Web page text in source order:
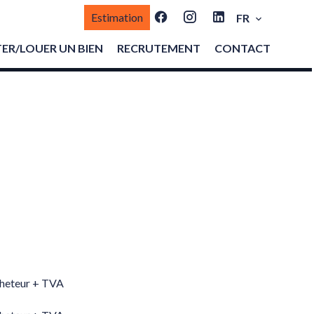
Estimation FR
LOUER UN BIEN RECRUTEMENT CONTACT
+ TVA